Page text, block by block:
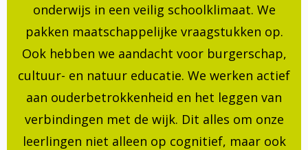
onderwijs in een veilig schoolklimaat. We
pakken maatschappelijke vraagstukken op.
Ook hebben we aandacht voor burgerschap,
cultuur- en natuur educatie. We werken actief
aan ouderbetrokkenheid en het leggen van
verbindingen met de wijk. Dit alles om onze
leerlingen niet alleen op cognitief, maar ook